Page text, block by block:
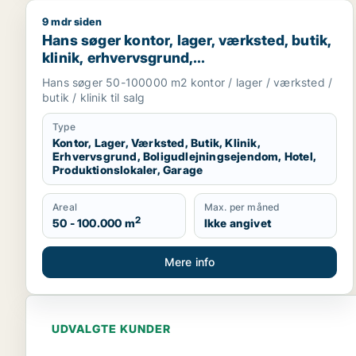
Hans søger kontor, lager, værksted, butik, klinik,
9 mdr siden
Hans søger kontor, lager, værksted, butik,
klinik, erhvervsgrund,
boligudlejningsejendom, hotel,
produktionslokaler eller garage til salg i
Region Sjælland
Hans søger 50-100000 m2 kontor / lager / værksted /
butik / klinik til salg
Type
Kontor, Lager, Værksted, Butik, Klinik,
Erhvervsgrund, Boligudlejningsejendom, Hotel,
Produktionslokaler, Garage
Areal
50 - 100.000 m2
Max. per måned
Ikke angivet
Mere info
UDVALGTE KUNDER